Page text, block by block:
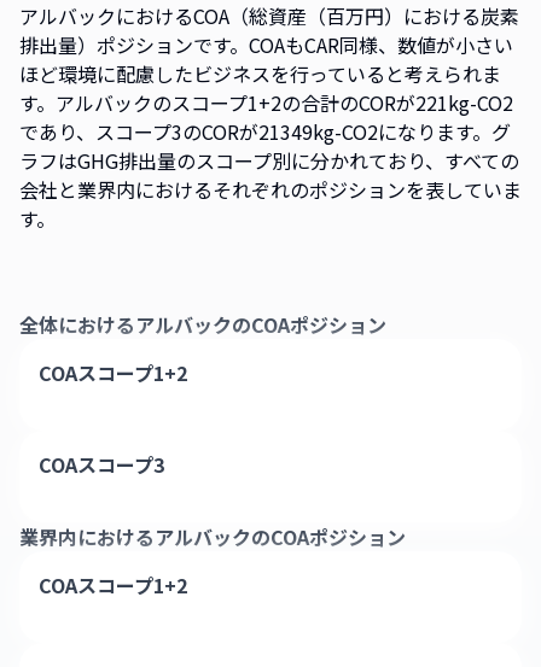
アルバックにおけるCOA（総資産（百万円）における炭素
排出量）ポジションです。COAもCAR同様、数値が小さい
ほど環境に配慮したビジネスを行っていると考えられま
す。アルバックのスコープ1+2の合計のCORが221kg-CO2
であり、スコープ3のCORが21349kg-CO2になります。グ
ラフはGHG排出量のスコープ別に分かれており、すべての
会社と業界内におけるそれぞれのポジションを表していま
す。
全体におけるアルバックのCOAポジション
COAスコープ1+2
COAスコープ3
業界内におけるアルバックのCOAポジション
COAスコープ1+2